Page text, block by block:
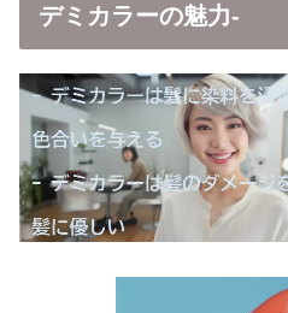
デミカラーの魅力-